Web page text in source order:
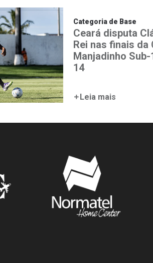
Categoria de Base
Ceará disputa
Rei nas finais da
Manjadinho Sub-
14
Leia mais